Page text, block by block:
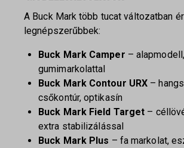
A Buck Mark több tucat változatban
legnépszerűbbek:
Buck Mark Camper – alapmodell,
gumimarkolattal
Buck Mark Contour URX –
csőkontúr, optikasín
Buck Mark Field Target –
extra stabilizálással
Buck Mark Plus – fa markolat,